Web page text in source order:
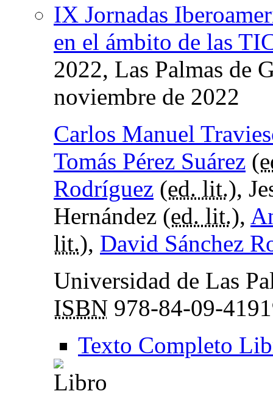
IX Jornadas
en el ámbito de las
2022, Las Palmas de
noviembre de 2022
Carlos Manuel
Tomás Pérez Suárez (
Rodríguez (ed. lit.),
Hernández (ed. lit.),
lit.), David Sánchez
Universidad de Las
ISBN 978-84-09-
Texto Completo